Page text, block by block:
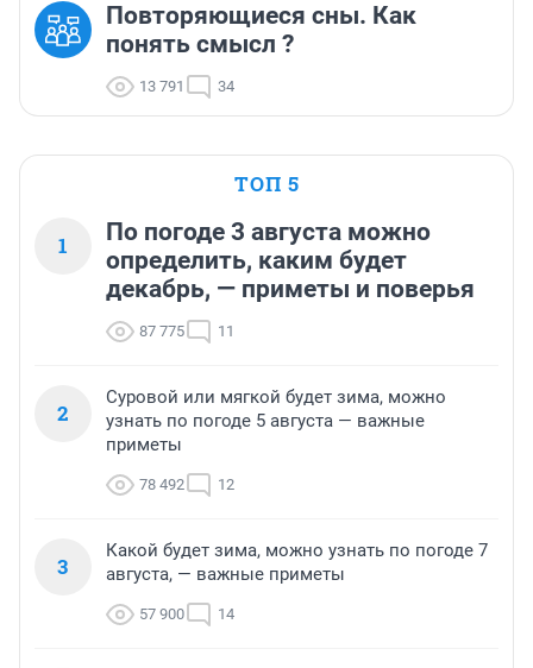
Повторяющиеся сны. Как
понять смысл ?
13 791 34
ТОП 5
1
По погоде 3 августа можно
определить, каким будет
декабрь, — приметы и поверья
87 775 11
2
Суровой или мягкой будет зима, можно
узнать по погоде 5 августа — важные
приметы
78 492 12
3
Какой будет зима, можно узнать по погоде 7
августа, — важные приметы
57 900 14